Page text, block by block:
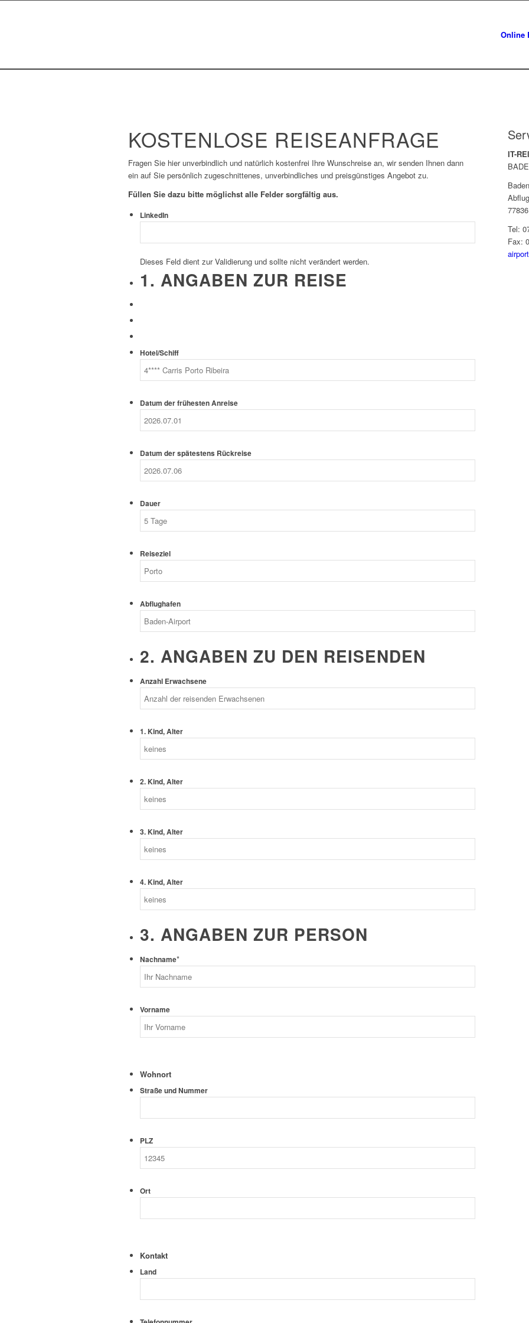
Online
KOSTENLOSE REISEANFRAGE
Fragen Sie hier unverbindlich und natürlich kostenfrei Ihre Wunschreise an, wir senden Ihnen dann
ein auf Sie persönlich zugeschnittenes, unverbindliches und preisgünstiges Angebot zu.
Füllen Sie dazu bitte möglichst alle Felder sorgfältig aus.
LinkedIn
Dieses Feld dient zur Validierung und sollte nicht verändert werden.
1. ANGABEN ZUR REISE
Hotel/Schiff
Datum der frühesten Anreise
Datum der spätestens Rückreise
Dauer
Reiseziel
Abflughafen
2. ANGABEN ZU DEN REISENDEN
Anzahl Erwachsene
1. Kind, Alter
2. Kind, Alter
3. Kind, Alter
4. Kind, Alter
3. ANGABEN ZUR PERSON
Nachname*
Vorname
Wohnort
Straße und Nummer
PLZ
Ort
Kontakt
Land
IT-
Tel:
Fax: